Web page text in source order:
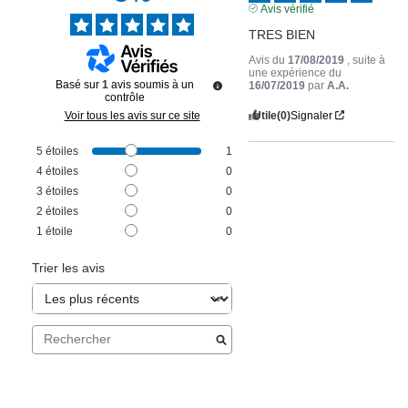
Basé sur 1 avis soumis à un
contrôle
Voir tous les avis sur ce site
5 étoiles
1
4 étoiles
0
3 étoiles
0
2 étoiles
0
1 étoile 0
Trier les avis
Avis vérifié
TRES BIEN
Avis du 17/08/2019
, suite à
une expérience du
16/07/2019 parA.A.
Utile(0)Signaler